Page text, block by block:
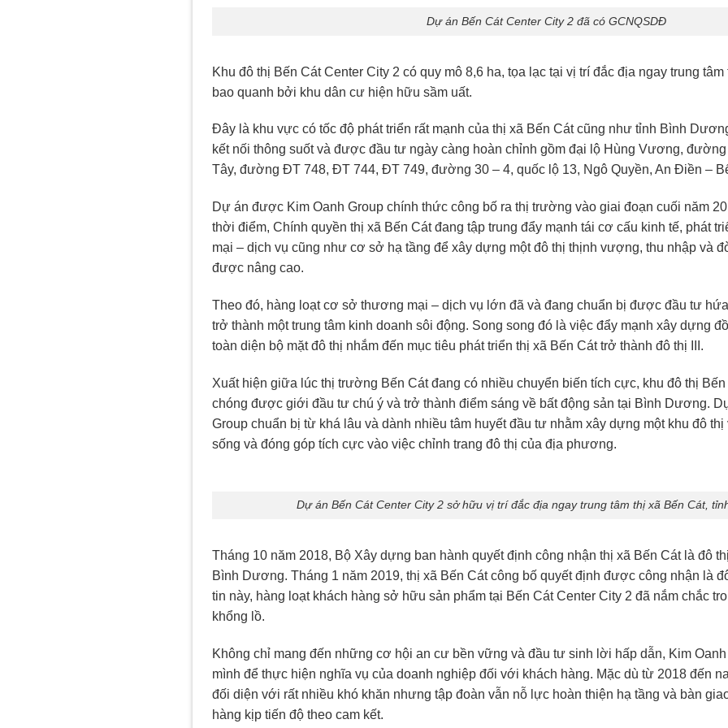
Dự án Bến Cát Center City 2 đã có GCNQSDĐ
Khu đô thị Bến Cát Center City 2 có quy mô 8,6 ha, tọa lạc tại vị trí đắc địa ngay trung
bao quanh bởi khu dân cư hiện hữu sầm uất.
Đây là khu vực có tốc độ phát triển rất mạnh của thị xã Bến Cát cũng như tỉnh Bình
kết nối thông suốt và được đầu tư ngày càng hoàn chỉnh gồm đại lộ Hùng Vương,
Tây, đường ĐT 748, ĐT 744, ĐT 749, đường 30 – 4, quốc lộ 13, Ngô Quyền, An Điền –
Dự án được Kim Oanh Group chính thức công bố ra thị trường vào giai đoạn cuối năm
thời điểm, Chính quyền thị xã Bến Cát đang tập trung đẩy mạnh tái cơ cấu kinh tế, phát
mại – dịch vụ cũng như cơ sở hạ tầng để xây dựng một đô thị thịnh vượng, thu nhập và
được nâng cao.
Theo đó, hàng loạt cơ sở thương mại – dịch vụ lớn đã và đang chuẩn bị được đầu tư
trở thành một trung tâm kinh doanh sôi động. Song song đó là việc đẩy mạnh xây dựng
toàn diện bộ mặt đô thị nhắm đến mục tiêu phát triển thị xã Bến Cát trở thành đô thị III.
Xuất hiện giữa lúc thị trường Bến Cát đang có nhiều chuyển biến tích cực, khu đô thị
chóng được giới đầu tư chú ý và trở thành điểm sáng về bất động sản tại Bình Dương.
Group chuẩn bị từ khá lâu và dành nhiều tâm huyết đầu tư nhằm xây dựng một khu đô
sống và đóng góp tích cực vào việc chỉnh trang đô thị của địa phương.
Dự án Bến Cát Center City 2 sở hữu vị trí đắc địa ngay trung tâm thị xã Bến Cát,
Tháng 10 năm 2018, Bộ Xây dựng ban hành quyết định công nhận thị xã Bến Cát là đô
Bình Dương. Tháng 1 năm 2019, thị xã Bến Cát công bố quyết định được công nhận là
tin này, hàng loạt khách hàng sở hữu sản phẩm tại Bến Cát Center City 2 đã nắm chắc
khổng lồ.
Không chỉ mang đến những cơ hội an cư bền vững và đầu tư sinh lời hấp dẫn, Kim
mình để thực hiện nghĩa vụ của doanh nghiệp đối với khách hàng. Mặc dù từ 2018 đến
đối diện với rất nhiều khó khăn nhưng tập đoàn vẫn nỗ lực hoàn thiện hạ tầng và bàn
hàng kịp tiến độ theo cam kết.